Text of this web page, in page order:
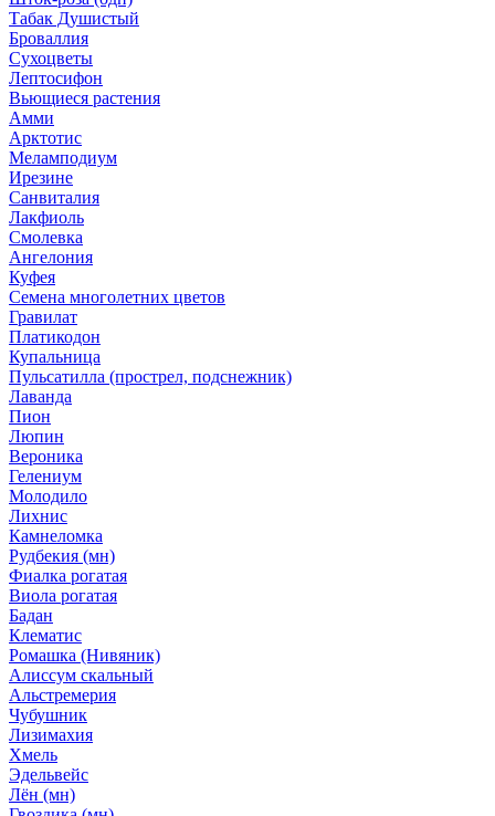
Табак Душистый
Броваллия
Сухоцветы
Лептосифон
Вьющиеся растения
Амми
Арктотис
Меламподиум
Ирезине
Санвиталия
Лакфиоль
Смолевка
Ангелония
Куфея
Семена многолетних цветов
Гравилат
Платикодон
Купальница
Пульсатилла (прострел, подснежник)
Лаванда
Пион
Люпин
Вероника
Гелениум
Молодило
Лихнис
Камнеломка
Рудбекия (мн)
Фиалка рогатая
Виола рогатая
Бадан
Клематис
Ромашка (Нивяник)
Алиссум скальный
Альстремерия
Чубушник
Лизимахия
Хмель
Эдельвейс
Лён (мн)